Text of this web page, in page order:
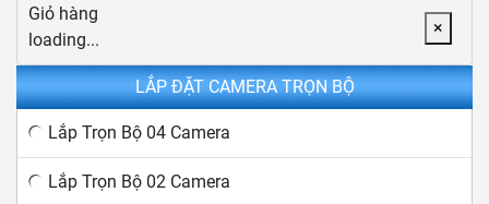
×
Giỏ hàng
loading...
LẮP ĐẶT CAMERA TRỌN BỘ
Lắp Trọn Bộ 04 Camera
Lắp Trọn Bộ 02 Camera